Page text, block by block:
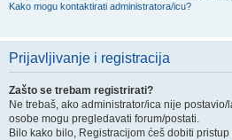
Kako mogu kontaktirati administratora/icu?
Prijavljivanje i registracija
Zašto se trebam registrirati?
Ne trebaš, ako administrator/ica nije
osobe mogu pregledavati forum/postati.
Bilo kako bilo, Registracijom ćeš dobiti